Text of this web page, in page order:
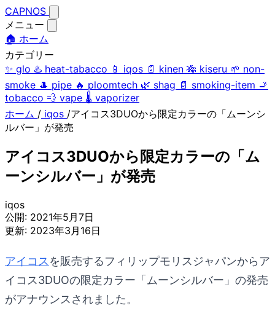
CAPNOS
メニュー
🏠 ホーム
カテゴリー
✨ glo ♨️ heat-tabacco 📱 iqos 📄 kinen 🎋 kiseru 🌱 non-
smoke 🎩 pipe 🔥 ploomtech 🌿 shag 📄 smoking-item 🚬
tobacco 💨 vape 🌡️ vaporizer
ホーム / iqos /アイコス3DUOから限定カラーの「ムーンシ
ルバー」が発売
アイコス3DUOから限定カラーの「ム
ーンシルバー」が発売
iqos
公開: 2021年5月7日
更新: 2023年3月16日
アイコスを販売するフィリップモリスジャパンからア
イコス3DUOの限定カラー「ムーンシルバー」の発売
がアナウンスされました。